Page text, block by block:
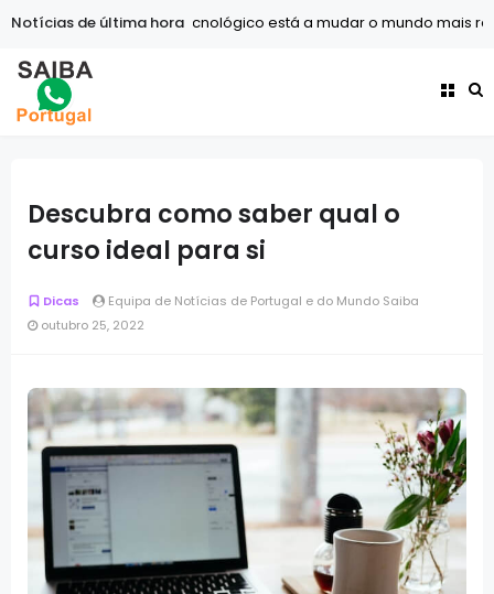
Tecnologia O avanço tecnológico está a mudar o mundo mais
Notícias de última hora
Descubra como saber qual o
curso ideal para si
Dicas
Equipa de Notícias de Portugal e do Mundo Saiba
outubro 25, 2022